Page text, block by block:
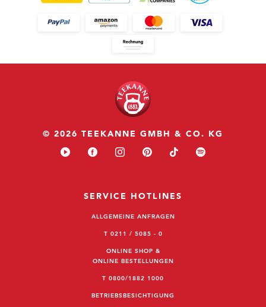
© 2026 TEEKANNE GMBH & CO. KG
SERVICE HOTLINES
ALLGEMEINE ANFRAGEN
T 0211 / 5085 - 0
ONLINE SHOP &
ONLINE BESTELLUNGEN
T 0800/1882 1000
BETRIEBSBESICHTIGUNG